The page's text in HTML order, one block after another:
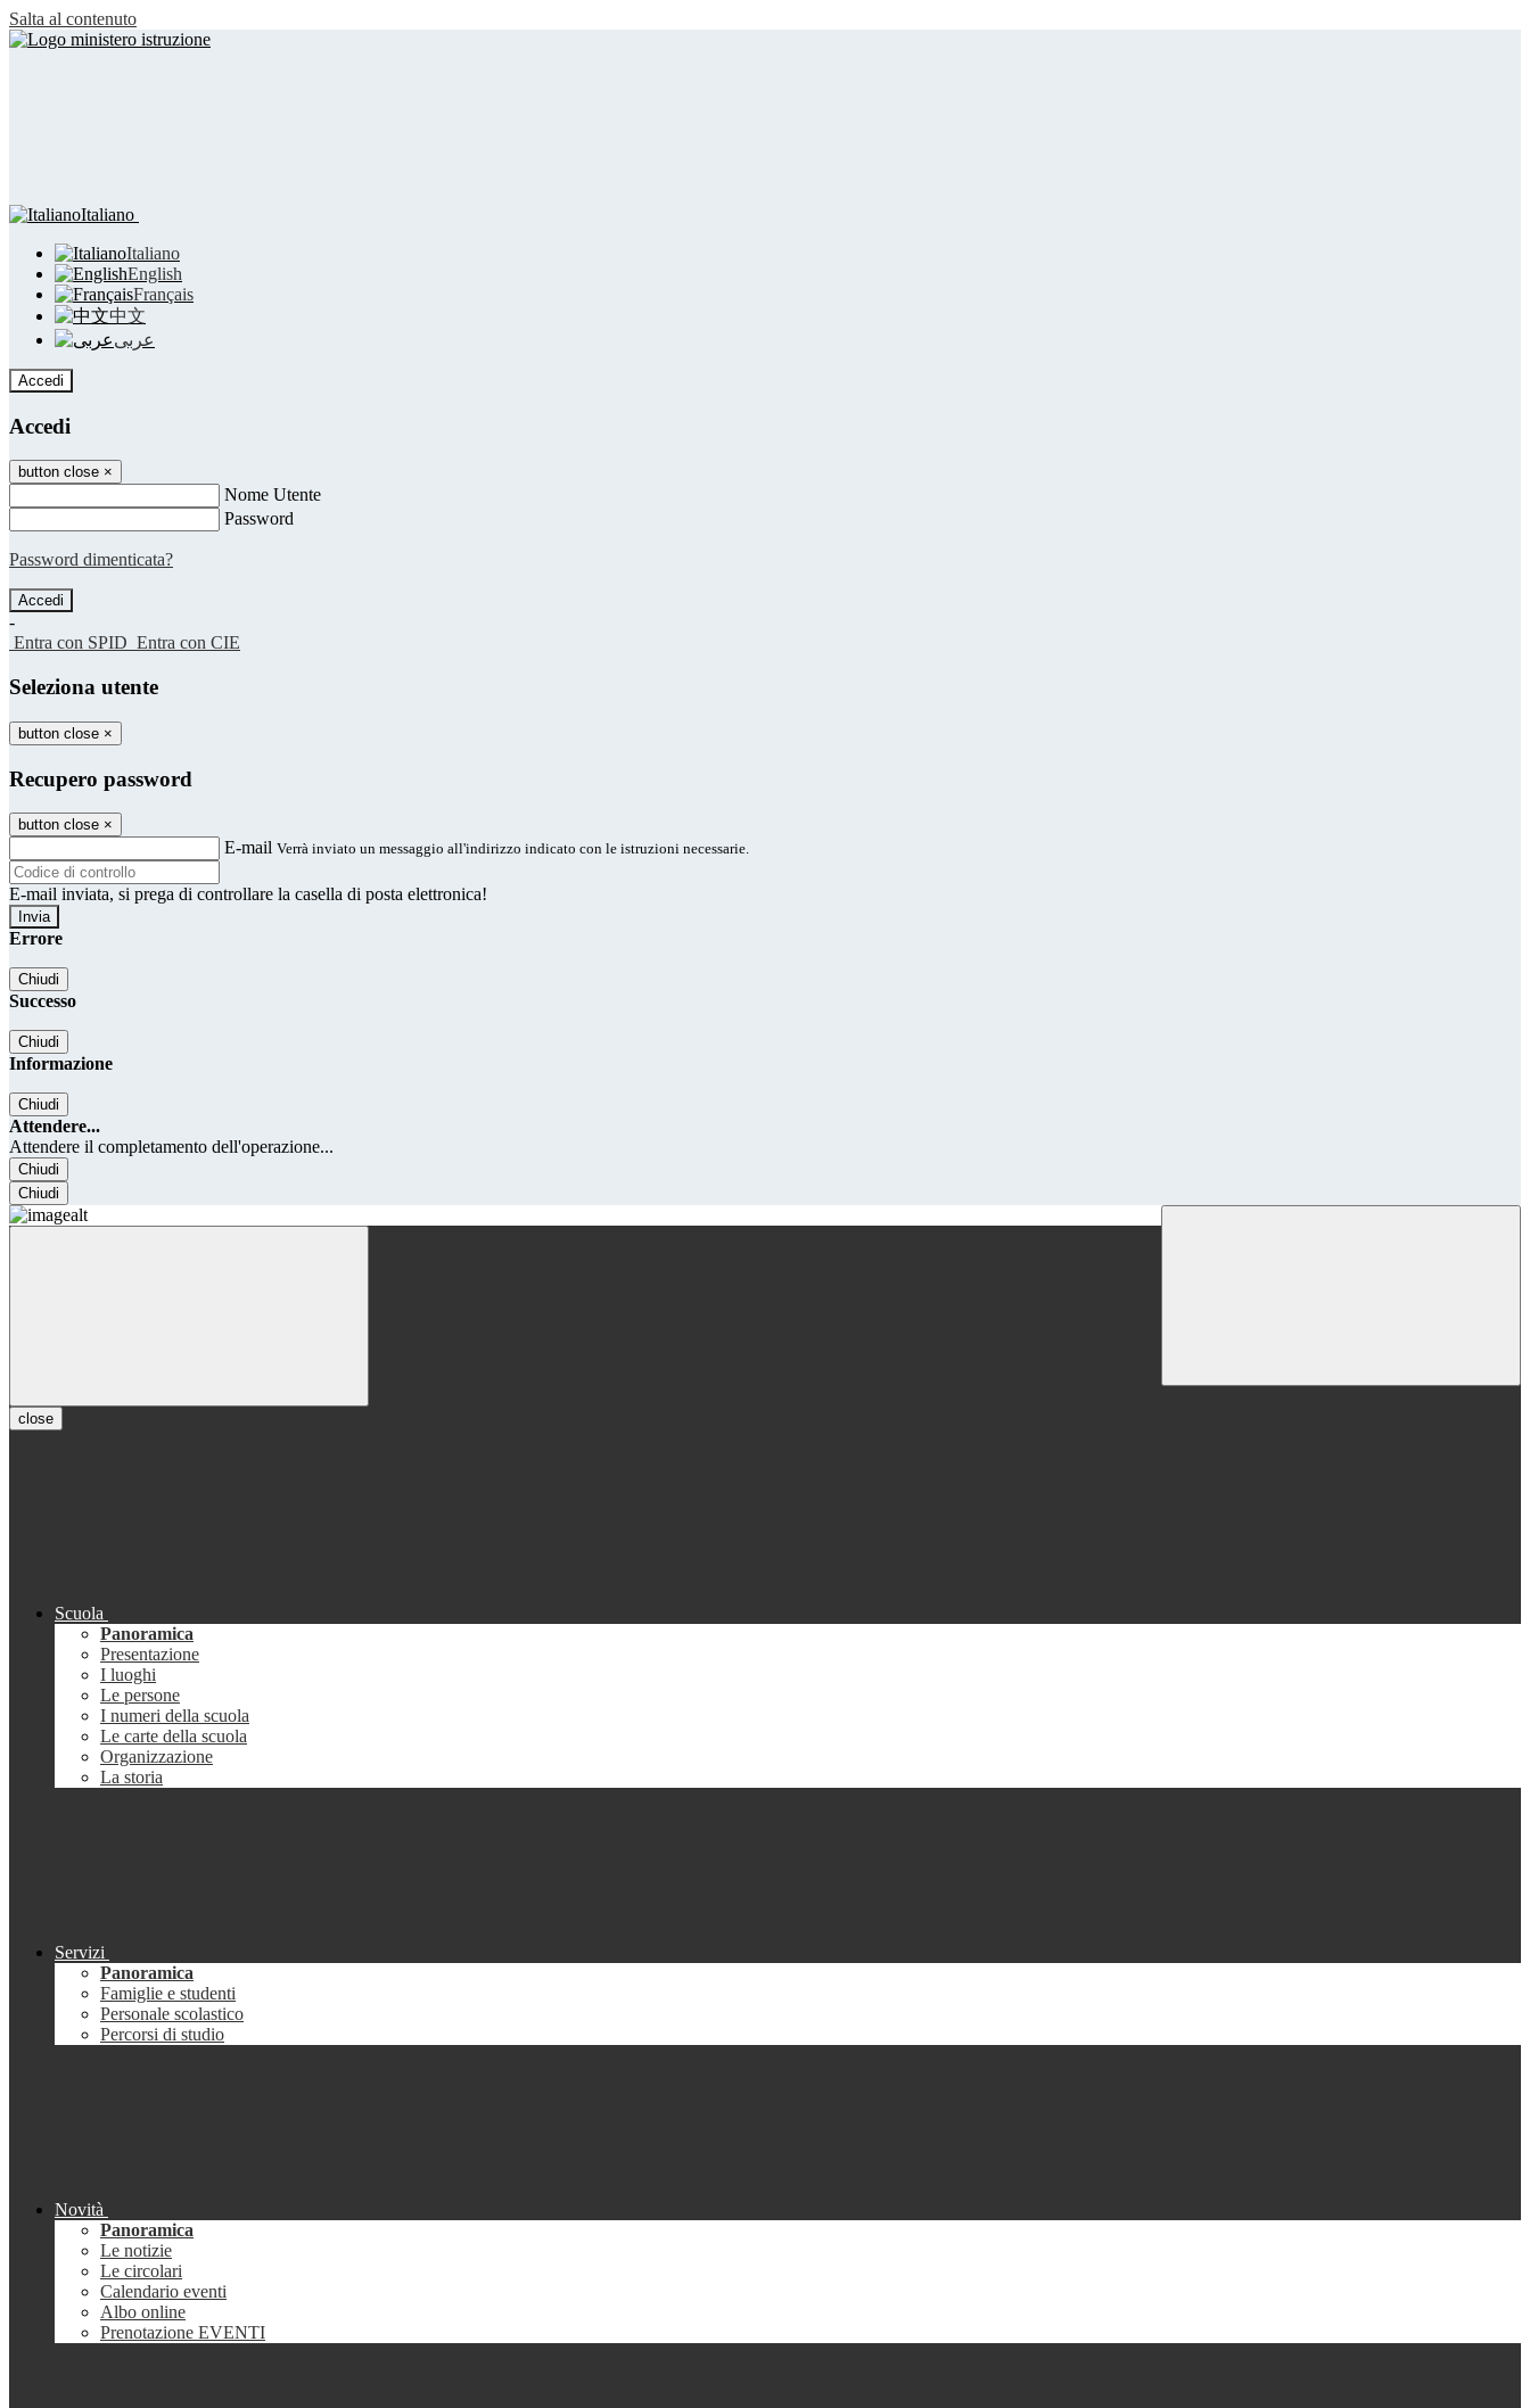
Salta al contenuto
Italiano
Italiano
English
Français
中文
عربى
Accedi
Accedi
button close ×
Nome Utente
Password
Password dimenticata?
-
Entra con SPID Entra con CIE
Seleziona utente
button close ×
Recupero password
button close ×
E-mail Verrà inviato un messaggio all'indirizzo indicato con le istruzioni necessarie.
E-mail inviata, si prega di controllare la casella di posta elettronica!
Errore
Chiudi
Successo
Chiudi
Informazione
Chiudi
Attendere...
Attendere il completamento dell'operazione...
Chiudi
Chiudi
close
Scuola
Panoramica
Presentazione
I luoghi
Le persone
I numeri della scuola
Le carte della scuola
Organizzazione
La storia
Servizi
Panoramica
Famiglie e studenti
Personale scolastico
Percorsi di studio
Novità
Panoramica
Le notizie
Le circolari
Calendario eventi
Albo online
Prenotazione EVENTI